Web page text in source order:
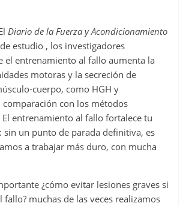
Diario de la Fuerza y Acondicionamiento
de estudio , los investigadores
el entrenamiento al fallo aumenta la
motoras y la secreción de
cuerpo, como HGH y
comparación con los métodos
El entrenamiento al fallo fortalece tu
sin un punto de parada definitiva, es
a trabajar más duro, con mucha
¿cómo evitar lesiones graves si
fallo? muchas de las veces realizamos